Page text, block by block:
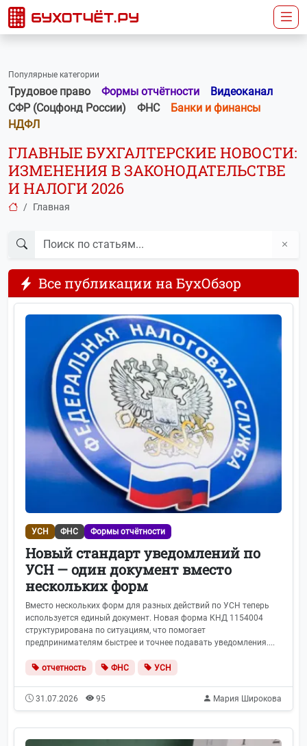
Популярные категории
Трудовое право Формы отчётности
Видеоканал
СФР (Соцфонд России)
ФНС
Банки и финансы
НДФЛ
ГЛАВНЫЕ БУХГАЛТЕРСКИЕ НОВОСТИ:
ИЗМЕНЕНИЯ В ЗАКОНОДАТЕЛЬСТВЕ
И НАЛОГИ 2026
Главная
Все публикации на БухОбзор
УСН ФНС Формы отчётности
Новый стандарт уведомлений по
УСН — один документ вместо
нескольких форм
Вместо нескольких форм для разных действий по УСН теперь
используется единый документ. Новая форма КНД 1154004
структурирована по ситуациям, что помогает
предпринимателям быстрее и точнее подавать уведомления....
отчетность ФНС УСН
31.07.2026 95 Мария Широкова